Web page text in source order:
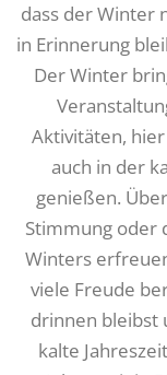
dass der Winter
in Erinnerung
Der Winter
Aktivitäten,
auch in der
genießen.
Stimmung oder
Winters
viele Freude
drinnen bleibst
kalte